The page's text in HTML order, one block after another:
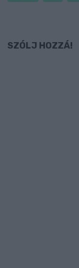
SZÓLJ HOZZÁ!